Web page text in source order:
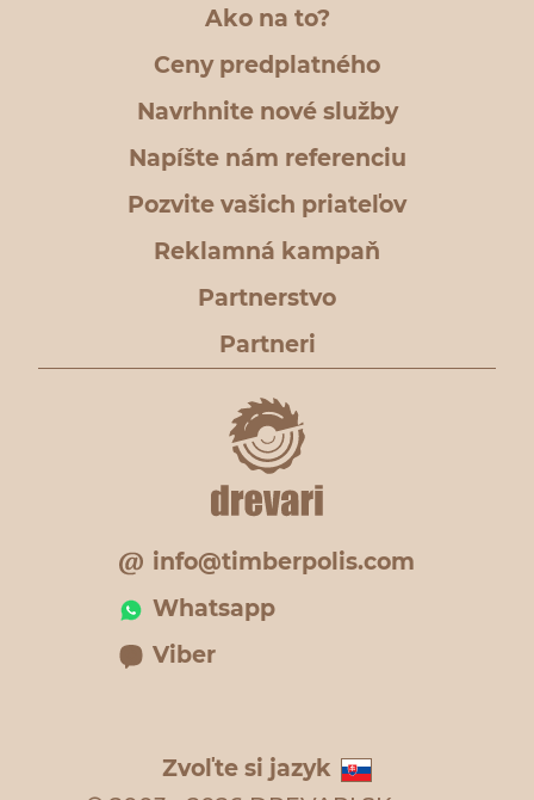
Ako na to?
Ceny predplatného
Navrhnite nové služby
Napíšte nám referenciu
Pozvite vašich priateľov
Reklamná kampaň
Partnerstvo
Partneri
info@timberpolis.com
Whatsapp
Viber
Zvoľte si jazyk